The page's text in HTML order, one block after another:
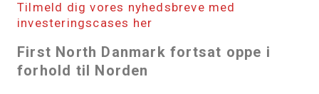
Tilmeld dig vores nyhedsbreve med
investeringscases her
First North Danmark fortsat oppe i
forhold til Norden